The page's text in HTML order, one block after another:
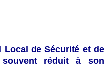
Local de Sécurité et de
réduit à son